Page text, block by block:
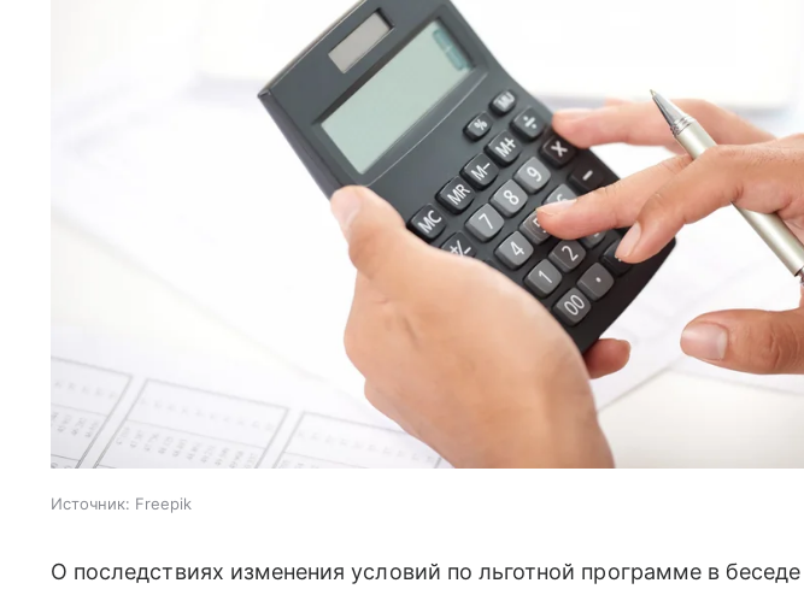
Источник: Freepik
О последствиях изменения условий по льготной программе в беседе